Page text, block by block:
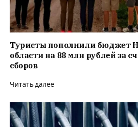
Туристы пополнили бюджет
области на 88 млн рублей за
сборов
Читать далее